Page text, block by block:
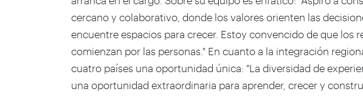
cercano y colaborativo, donde los valores orienten las
encuentre espacios para crecer. Estoy convencido de que los
comienzan por las personas." En cuanto a la integración
cuatro países una oportunidad única: "La diversidad de
una oportunidad extraordinaria para aprender, crecer y